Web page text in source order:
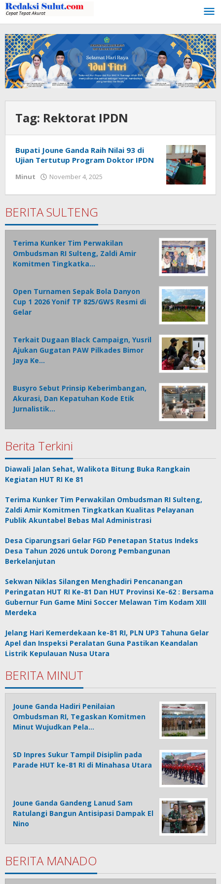
Lewati
ke
konten
Tag: Rektorat IPDN
Bupati Joune Ganda Raih Nilai 93 di
Ujian Tertutup Program Doktor IPDN
Minut November 4, 2025
Sakul
BERITA SULTENG
Terima Kunker Tim Perwakilan
Ombudsman RI Sulteng, Zaldi Amir
Komitmen Tingkatka…
Open Turnamen Sepak Bola Danyon
Cup 1 2026 Yonif TP 825/GWS Resmi di
Gelar
Terkait Dugaan Black Campaign, Yusril
Ajukan Gugatan PAW Pilkades Bimor
Jaya Ke…
Busyro Sebut Prinsip Keberimbangan,
Akurasi, Dan Kepatuhan Kode Etik
Jurnalistik…
Berita Terkini
Diawali Jalan Sehat, Walikota Bitung Buka Rangkain
Kegiatan HUT RI Ke 81
Terima Kunker Tim Perwakilan Ombudsman RI Sulteng,
Zaldi Amir Komitmen Tingkatkan Kualitas Pelayanan
Publik Akuntabel Bebas Mal Administrasi
Desa Ciparungsari Gelar FGD Penetapan Status Indeks
Desa Tahun 2026 untuk Dorong Pembangunan
Berkelanjutan
Sekwan Niklas Silangen Menghadiri Pencanangan
Peringatan HUT RI Ke-81 Dan HUT Provinsi Ke-62 : Bersama
Gubernur Fun Game Mini Soccer Melawan Tim Kodam XIII
Merdeka
Jelang Hari Kemerdekaan ke-81 RI, PLN UP3 Tahuna Gelar
Apel dan Inspeksi Peralatan Guna Pastikan Keandalan
Listrik Kepulauan Nusa Utara
BERITA MINUT
Joune Ganda Hadiri Penilaian
Ombudsman RI, Tegaskan Komitmen
Minut Wujudkan Pela…
SD Inpres Sukur Tampil Disiplin pada
Parade HUT ke-81 RI di Minahasa Utara
Joune Ganda Gandeng Lanud Sam
Ratulangi Bangun Antisipasi Dampak El
Nino
BERITA MANADO